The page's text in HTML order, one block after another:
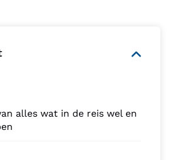
alles wat in de reis wel en